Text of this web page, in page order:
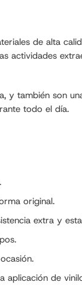
de alta
actividades
y también son
todo el día.
original.
extra y
de